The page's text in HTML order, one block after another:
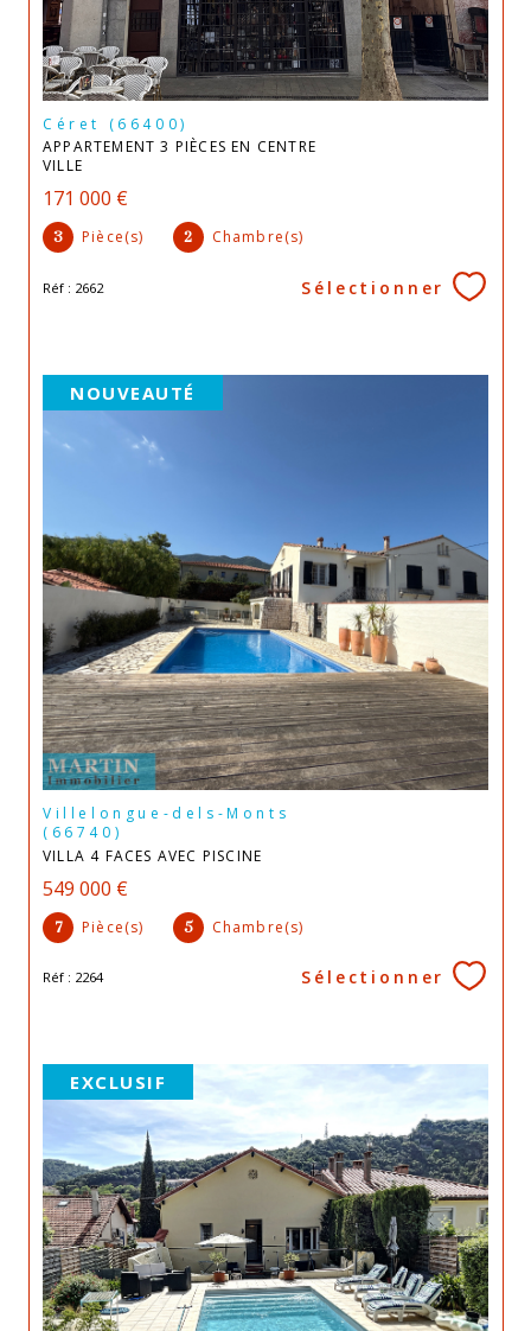
Céret (66400)
APPARTEMENT 3 PIÈCES EN CENTRE
VILLE
171 000 €
3 Pièce(s) 2 Chambre(s)
Réf : 2662 Sélectionner
NOUVEAUTÉ
Villelongue-dels-Monts
(66740)
VILLA 4 FACES AVEC PISCINE
549 000 €
7 Pièce(s) 5 Chambre(s)
Réf : 2264 Sélectionner
EXCLUSIF